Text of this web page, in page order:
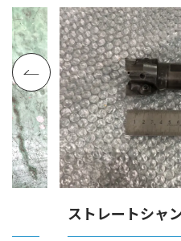
ストレートシャ